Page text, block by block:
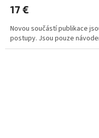
17 €
Novou součástí publikace
postupy. Jsou pouze